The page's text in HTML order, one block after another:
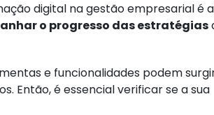
digital na gestão empresarial é
o progresso das estratégias
e funcionalidades podem
Então, é essencial verificar se a sua